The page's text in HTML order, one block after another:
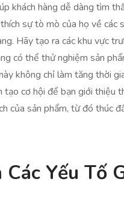
khách hàng dễ dàng tìm
sự tò mò của họ về các
Hãy tạo ra các khu vực
có thể thử nghiệm sản
không chỉ làm tăng thời
tạo cơ hội để bạn giới thiệu
của sản phẩm, từ đó thúc
Yếu Tố